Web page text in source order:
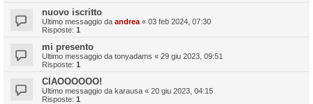
nuovo iscritto
Ultimo messaggio da andrea « 03 feb 2024, 07:30
Risposte: 1
mi presento
Ultimo messaggio da tonyadams « 29 giu 2023, 09:51
Risposte: 1
CIAOOOOOO!
Ultimo messaggio da karausa « 20 giu 2023, 04:15
Risposte: 1